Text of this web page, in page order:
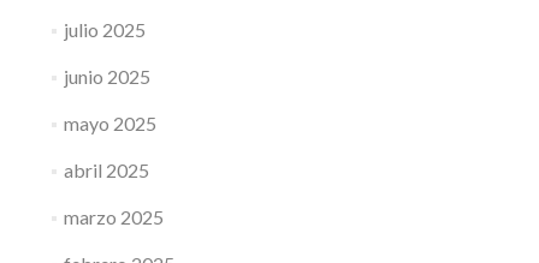
julio 2025
junio 2025
mayo 2025
abril 2025
marzo 2025